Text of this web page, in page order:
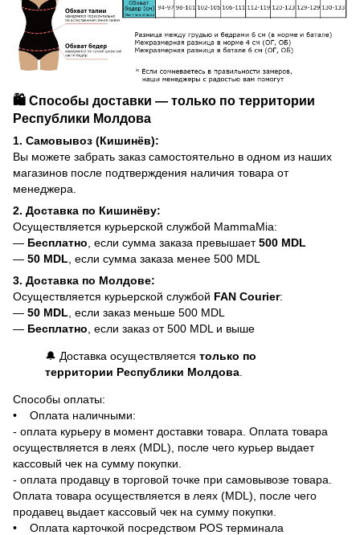
🛍️ Способы доставки — только по территории
Республики Молдова
1. Самовывоз (Кишинёв):
Вы можете забрать заказ самостоятельно в одном из наших
магазинов после подтверждения наличия товара от
менеджера.
2. Доставка по Кишинёву:
Осуществляется курьерской службой MammaMia:
— Бесплатно , если сумма заказа превышает500 MDL
— 50 MDL , если сумма заказа менее 500 MDL
3. Доставка по Молдове:
Осуществляется курьерской службой FAN Courier:
— 50 MDL , если заказ меньше 500 MDL
— Бесплатно , если заказ от 500 MDL и выше
🔔 Доставка осуществляется только по
территории Республики Молдова
Способы оплаты:
• Оплата наличными:
- оплата курьеру в момент доставки товара. Оплата товара
осуществляется в леях (MDL), после чего курьер выдает
кассовый чек на сумму покупки.
- оплата продавцу в торговой точке при самовывозе товара.
Оплата товара осуществляется в леях (MDL), после чего
продавец выдает кассовый чек на сумму покупки.
• Оплата карточкой посредством POS терминала